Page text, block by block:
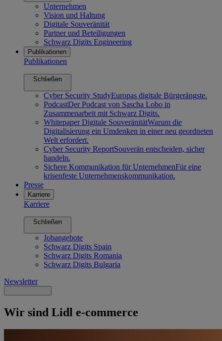
Unternehmen
Vision und Haltung
Digitale Souveränität
Partner und Beteiligungen
Schwarz Digits Engineering
Publikationen
Publikationen
Schließen
Cyber Security StudyEuropas digitale Bürgerängste.
PodcastDer Podcast von Sascha Lobo in
Zusammenarbeit mit Schwarz Digits.
Whitepaper Digitale SouveränitätWarum die
Digitalisierung ein Umdenken in einer neu geordneten
Welt erfordert.
Cyber Security ReportSouverän entscheiden, sicher
handeln.
Sichere Kommunikation für UnternehmenFür eine
krisenfeste Unternehmenskommunikation.
Presse
Karriere
Karriere
Schließen
Jobangebote
Schwarz Digits Spain
Schwarz Digits Romania
Schwarz Digits Bulgaria
Newsletter
Wir sind Lidl e-commerce